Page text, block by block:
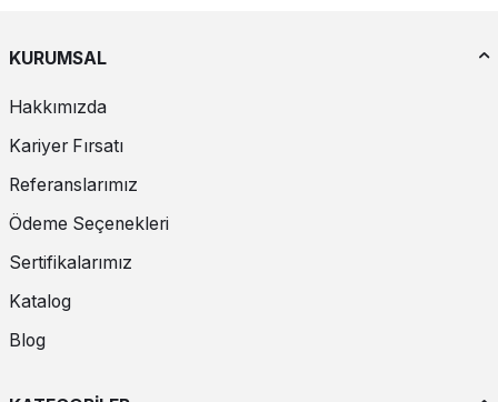
KURUMSAL
Hakkımızda
Kariyer Fırsatı
Referanslarımız
Ödeme Seçenekleri
Sertifikalarımız
Katalog
Blog